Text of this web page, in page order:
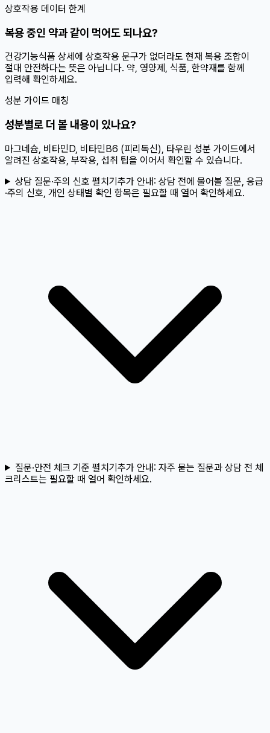
상호작용 데이터 한계
복용 중인 약과 같이 먹어도 되나요?
건강기능식품 상세에 상호작용 문구가 없더라도 현재 복용 조합이
절대 안전하다는 뜻은 아닙니다. 약, 영양제, 식품, 한약재를 함께
입력해 확인하세요.
성분 가이드 매칭
성분별로 더 볼 내용이 있나요?
마그네슘, 비타민D, 비타민B6 (피리독신), 타우린 성분 가이드에서
알려진 상호작용, 부작용, 섭취 팁을 이어서 확인할 수 있습니다.
상담 질문·주의 신호 펼치기추가 안내: 상담 전에 물어볼 질문, 응급
·주의 신호, 개인 상태별 확인 항목은 필요할 때 열어 확인하세요.
질문·안전 체크 기준 펼치기추가 안내: 자주 묻는 질문과 상담 전 체
크리스트는 필요할 때 열어 확인하세요.